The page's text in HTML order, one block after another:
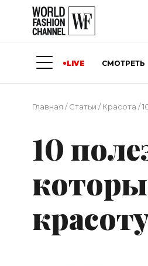
LIVE СМОТРЕТЬ
Главная /Статьи /Красота /
10